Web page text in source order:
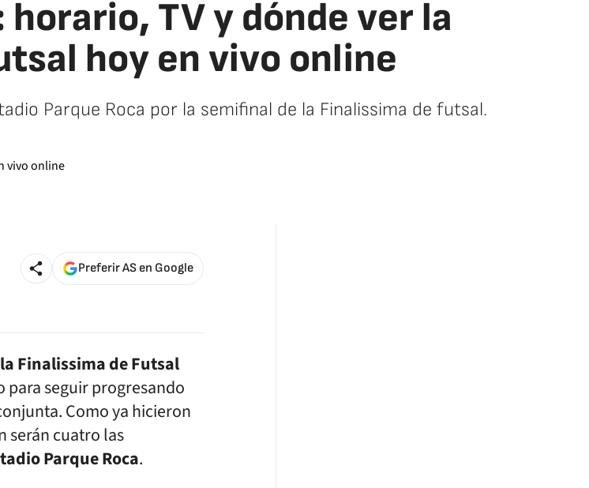
TV y dónde ver la
hoy en vivo online
Parque Roca por la semifinal de la Finalissima de futsal.
Preferir AS en Google
Finalissima de Futsal
para seguir progresando
Como ya hicieron
serán cuatro las
Parque Roca.